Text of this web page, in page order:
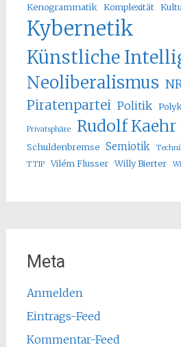
Kenogrammatik Komplexität
Kybernetik
Künstliche
Neoliberalismus
Piratenpartei Politik
Privatsphäre Rudolf Kaehr
Schuldenbremse Semiotik
TTIP
Vilém Flusser Willy Bierter
Meta
Anmelden
Eintrags-Feed
Kommentar-Feed